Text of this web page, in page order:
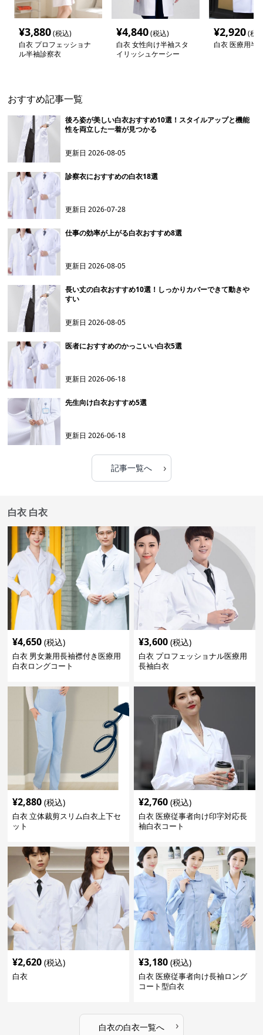
¥3,880(税込)
白衣 プロフェッショナ
ル半袖診察衣
¥4,840(税込)
白衣 女性向け半袖スタ
イリッシュケーシー
¥2,920(税
白衣 医療用半
おすすめ記事一覧
後ろ姿が美しい白衣おすすめ10選！スタイルアップと機能
性を両立した一着が見つかる
更新日2026-08-05
診察衣におすすめの白衣18選
更新日2026-07-28
仕事の効率が上がる白衣おすすめ8選
更新日2026-08-05
長い丈の白衣おすすめ10選！しっかりカバーできて動きや
すい
更新日2026-08-05
医者におすすめのかっこいい白衣5選
更新日2026-06-18
先生向け白衣おすすめ5選
更新日2026-06-18
記事一覧へ ›
白衣 白衣
¥4,650 (税込)
白衣 男女兼用長袖襟付き医療用
白衣ロングコート
¥3,600 (税込)
白衣 プロフェッショナル医療用
長袖白衣
¥2,880 (税込)
白衣 立体裁剪スリム白衣上下セ
ット
¥2,760 (税込)
白衣 医療従事者向け印字対応長
袖白衣コート
¥2,620 (税込)
白衣
¥3,180 (税込)
白衣 医療従事者向け長袖ロング
コート型白衣
白衣の白衣一覧へ ›